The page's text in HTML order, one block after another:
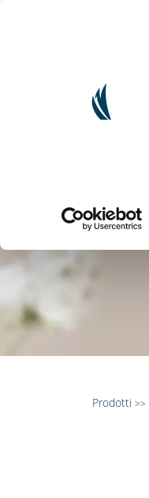
Prodotti >>